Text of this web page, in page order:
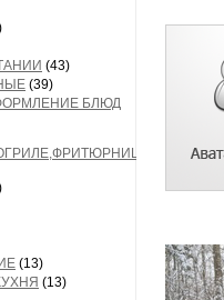
(43)
(39)
БЛЮД
(13)
(13)